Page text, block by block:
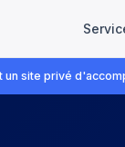
site privé